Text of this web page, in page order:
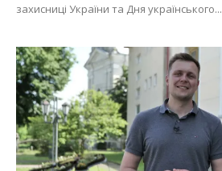
захисниці України та Дня українського...